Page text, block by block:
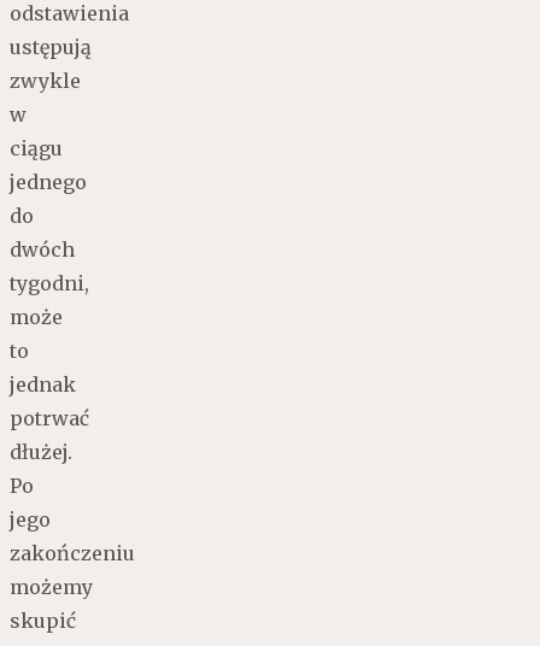
odstawienia
ustępują
zwykle
w
ciągu
jednego
do
dwóch
tygodni,
może
to
jednak
potrwać
dłużej.
Po
jego
zakończeniu
możemy
skupić